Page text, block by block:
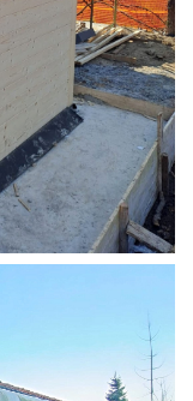
CALDAIA